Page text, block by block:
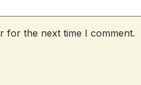
for the next time I comment.